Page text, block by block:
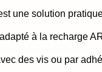
une solution
à la recharge
des vis ou par